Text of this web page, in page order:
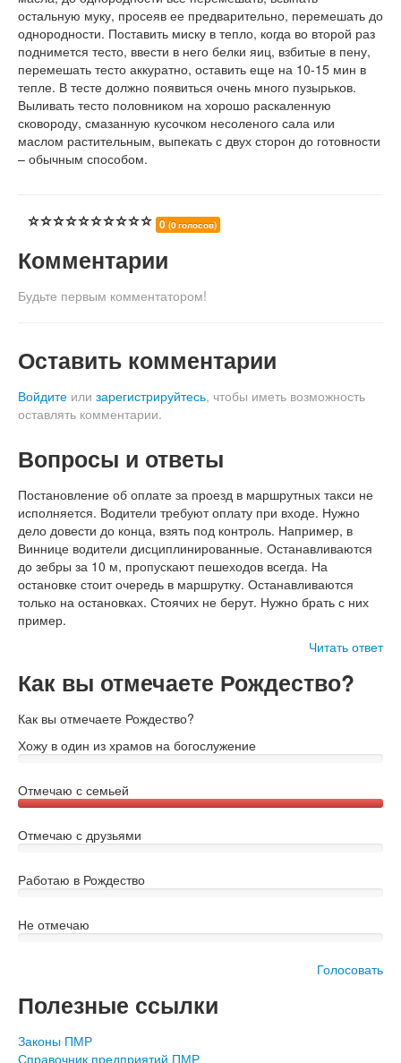
остальную муку, просеяв ее предварительно, перемешать до
однородности. Поставить миску в тепло, когда во второй раз
поднимется тесто, ввести в него белки яиц, взбитые в пену,
перемешать тесто аккуратно, оставить еще на 10-15 мин в
тепле. В тесте должно появиться очень много пузырьков.
Выливать тесто половником на хорошо раскаленную
сковороду, смазанную кусочком несоленого сала или
маслом растительным, выпекать с двух сторон до готовности
– обычным способом.
0 (0 голосов)
Комментарии
Будьте первым комментатором!
Оставить комментарии
Войдите или зарегистрируйтесь, чтобы иметь возможность
оставлять комментарии.
Вопросы и ответы
Постановление об оплате за проезд в маршрутных такси не
исполняется. Водители требуют оплату при входе. Нужно
дело довести до конца, взять под контроль. Например, в
Виннице водители дисциплинированные. Останавливаются
до зебры за 10 м, пропускают пешеходов всегда. На
остановке стоит очередь в маршрутку. Останавливаются
только на остановках. Стоячих не берут. Нужно брать с них
пример.
Читать ответ
Как вы отмечаете Рождество?
Как вы отмечаете Рождество?
Хожу в один из храмов на богослужение
Отмечаю с семьей
Отмечаю с друзьями
Работаю в Рождество
Не отмечаю
Голосовать
Полезные ссылки
Законы ПМР
Справочник предприятий ПМР